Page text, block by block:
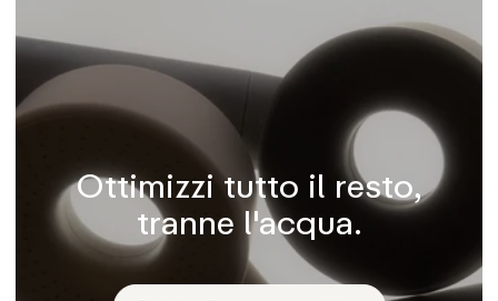
Ottimizzi tutto il resto,
tranne l'acqua.